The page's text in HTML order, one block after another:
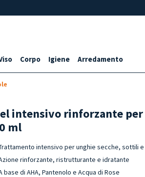
Corpo Igiene Arredamento
intensivo rinforzante per
ml
intensivo per unghie secche, sottili
rinforzante, ristrutturante e idratante
base di AHA, Pantenolo e Acqua di Rose